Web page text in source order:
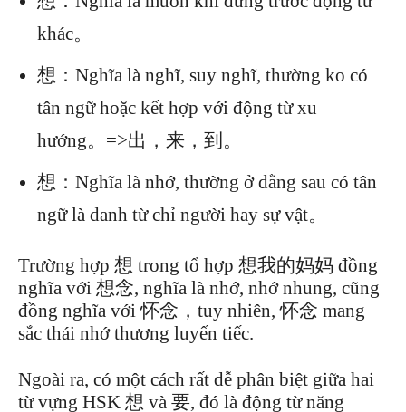
khác。
想：Nghĩa là nghĩ, suy nghĩ, thường ko có
tân ngữ hoặc kết hợp với động từ xu
hướng。=>出，来，到。
想：Nghĩa là nhớ, thường ở đằng sau có tân
ngữ là danh từ chỉ người hay sự vật。
Trường hợp 想 trong tổ hợp 想我的妈妈 đồng
nghĩa với 想念, nghĩa là nhớ, nhớ nhung, cũng
đồng nghĩa với 怀念，tuy nhiên, 怀念 mang
sắc thái nhớ thương luyến tiếc.
Ngoài ra, có một cách rất dễ phân biệt giữa hai
từ vựng HSK 想 và 要, đó là động từ năng